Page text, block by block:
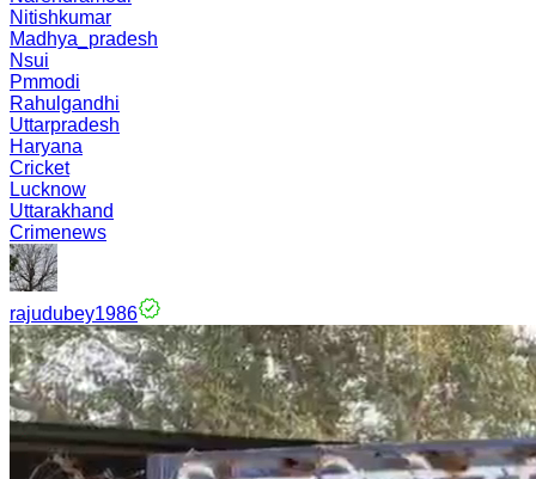
Nitishkumar
Madhya_pradesh
Nsui
Pmmodi
Rahulgandhi
Uttarpradesh
Haryana
Cricket
Lucknow
Uttarakhand
Crimenews
rajudubey1986